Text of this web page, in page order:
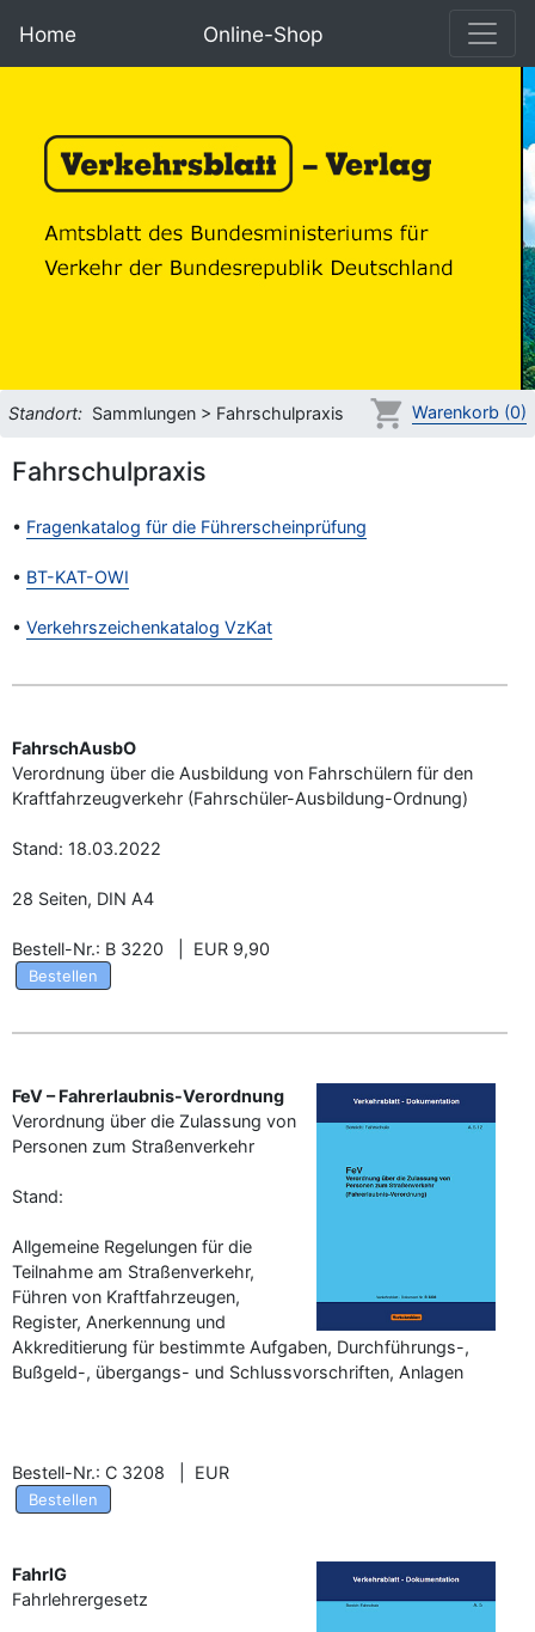
Home Online-Shop
Standort: Sammlungen > Fahrschulpraxis Warenkorb (0)
Fahrschulpraxis
• Fragenkatalog für die Führerscheinprüfung
• BT-KAT-OWI
• Verkehrszeichenkatalog VzKat
FahrschAusbO
Verordnung über die Ausbildung von Fahrschülern für den
Kraftfahrzeugverkehr (Fahrschüler-Ausbildung-Ordnung)
Stand: 18.03.2022
28 Seiten, DIN A4
Bestell-Nr.: B 3220 | EUR 9,90
Bestellen
FeV – Fahrerlaubnis-Verordnung
Verordnung über die Zulassung von
Personen zum Straßenverkehr
Stand:
Allgemeine Regelungen für die
Teilnahme am Straßenverkehr,
Führen von Kraftfahrzeugen,
Register, Anerkennung und
Akkreditierung für bestimmte Aufgaben, Durchführungs-,
Bußgeld-, übergangs- und Schlussvorschriften, Anlagen
Bestell-Nr.: C 3208 | EUR
Bestellen
FahrlG
Fahrlehrergesetz